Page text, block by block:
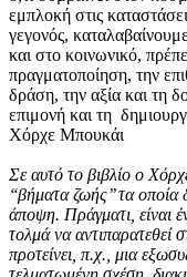
εμπλοκή στις
γεγονός,
και στο κοινωνικό,
πραγματοποίηση, την
δράση, την αξία και τη
επιμονή και τη
Χόρχε Μπουκάι
Σε αυτό το βιβλίο ο
‘‘βήματα ζωής’’ τα
άποψη. Πράγματι, είναι
τολμά να αντιπαρατεθεί
προτείνει, π.χ., μια